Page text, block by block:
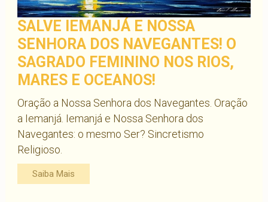
SALVE IEMANJÁ E NOSSA
SENHORA DOS NAVEGANTES! O
SAGRADO FEMININO NOS RIOS,
MARES E OCEANOS!
Oração a Nossa Senhora dos Navegantes. Oração
a Iemanjá. Iemanjá e Nossa Senhora dos
Navegantes: o mesmo Ser? Sincretismo
Religioso.
Saiba Mais